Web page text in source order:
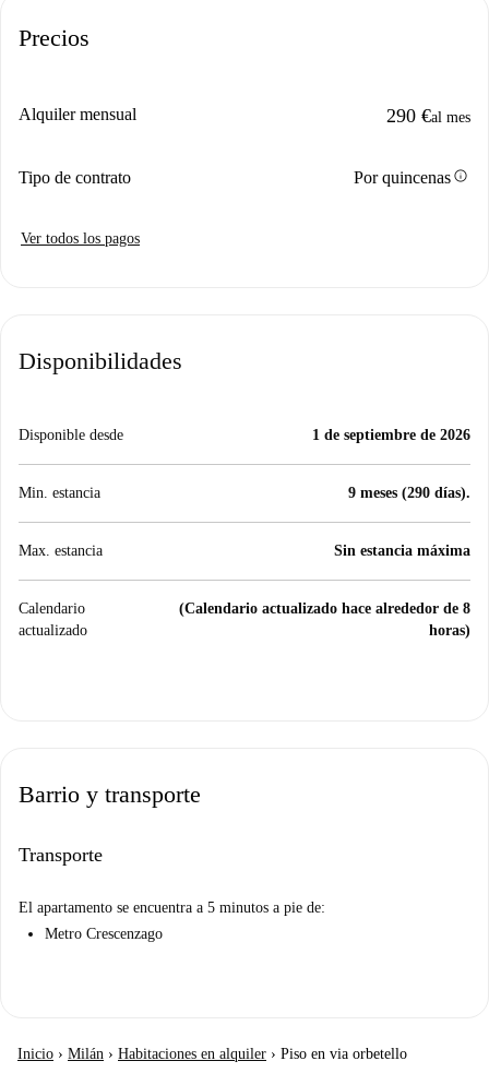
Precios
Alquiler mensual 290 €al mes
Tipo de contrato Por quincenasinfo
Ver todos los pagos
Disponibilidades
Disponible desde 1 de septiembre de 2026
Min. estancia 9 meses (290 días).
Max. estancia Sin estancia máxima
Calendario
actualizado
(Calendario actualizado hace alrededor de 8
horas)
Barrio y transporte
Transporte
El apartamento se encuentra a 5 minutos a pie de:
Metro Crescenzago
Inicio › Milán › Habitaciones en alquiler › Piso en via orbetello